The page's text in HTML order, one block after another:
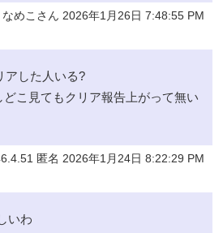
めこさん 2026年1月26日 7:48:55 PM
アした人いる?
こ見てもクリア報告上がって無い
匿名 2026年1月24日 8:22:29 PM
いわ